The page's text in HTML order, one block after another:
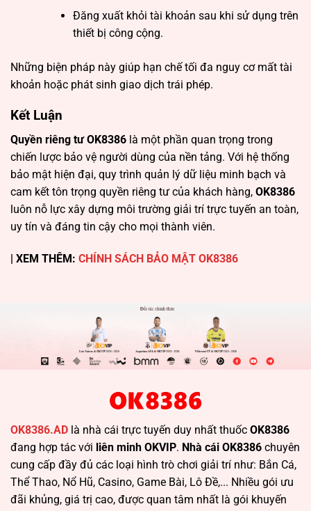
Đăng xuất khỏi tài khoản sau khi sử dụng trên
thiết bị công cộng.
Những biện pháp này giúp hạn chế tối đa nguy cơ mất tài
khoản hoặc phát sinh giao dịch trái phép.
Kết Luận
Quyền riêng tư OK8386 là một phần quan trọng trong
chiến lược bảo vệ người dùng của nền tảng. Với hệ thống
bảo mật hiện đại, quy trình quản lý dữ liệu minh bạch và
cam kết tôn trọng quyền riêng tư của khách hàng, OK8386
luôn nỗ lực xây dựng môi trường giải trí trực tuyến an toàn,
uy tín và đáng tin cậy cho mọi thành viên.
| XEM THÊM: CHÍNH SÁCH BẢO MẬT OK8386
OK8386.AD là nhà cái trực tuyến duy nhất thuốc OK8386
đang hợp tác với liên minh OKVIP. Nhà cái OK8386 chuyên
cung cấp đầy đủ các loại hình trò chơi giải trí như: Bắn Cá,
Thể Thao, Nổ Hũ, Casino, Game Bài, Lô Đề,... Nhiều gói ưu
đãi khủng, giá trị cao, được quan tâm nhất là gói khuyến